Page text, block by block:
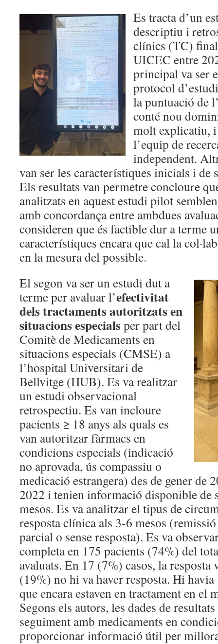
Es tracta d’un
descriptiu i
clínics (TC)
UICEC entre
principal va ser
protocol
la puntuació de
conté nou
molt explicatiu,
l’equip de
independent.
van ser les característiques inicials i de
Els resultats van permetre concloure
analitzats en aquest estudi pilot
amb concordança entre ambdues
consideren que és factible dur a terme
característiques encara que cal la
en la mesura del possible.
El segon va ser un estudi dut a
terme per avaluar l’efectivitat
dels tractaments autoritzats en
situacions especialsper part del
Comitè de Medicaments en
situacions especials (CMSE) a
l’hospital Universitari de
Bellvitge (HUB). Es va realitzar
un estudi observacional
retrospectiu. Es van incloure
pacients ≥ 18 anys als quals es
van autoritzar fàrmacs en
condicions especials (indicació
no aprovada, ús compassiu o
medicació estrangera) des de gener de
2022 i tenien informació disponible de
mesos. Es va analitzar el tipus de
resposta clínica als 3-6 mesos
parcial o sense resposta). Es va
completa en 175 pacients (74%) del
avaluats. En 17 (7%) casos, la resposta
(19%) no hi va haver resposta. Hi
que encara estaven en tractament en el
Segons els autors, les dades de
seguiment amb medicaments en
proporcionar informació útil per